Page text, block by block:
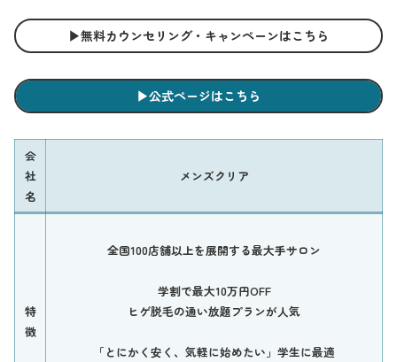
▶︎無料カウンセリング・キャンペーンはこちら
▶︎公式ページはこちら
会
社
名
メンズクリア
特
徴
全国100店舗以上を展開する最大手サロン
学割で最大10万円OFF
ヒゲ脱毛の通い放題プランが人気
「とにかく安く、気軽に始めたい」学生に最適